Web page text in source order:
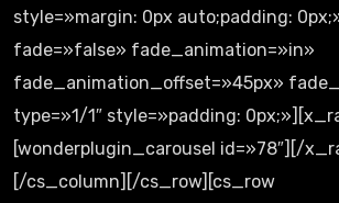
style=»margin: 0px auto;padding:
fade=»false» fade_animation=»in»
fade_animation_offset=»45px»
type=»1/1″ style=»padding:
[wonderplugin_carousel id=»78″][/
[/cs_column][/cs_row][cs_row